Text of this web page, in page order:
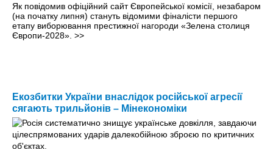
Як повідомив офіційний сайт Європейської комісії, незабаром
(на початку липня) стануть відомими фіналісти першого
етапу виборювання престижної нагороди «Зелена столиця
Європи-2028». >>
Екозбитки України внаслідок російської агресії
сягають трильйонів – Мінекономіки